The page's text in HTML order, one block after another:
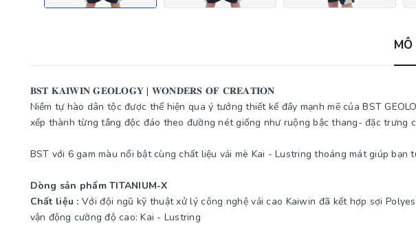
𝐁𝐒𝐓 𝐊𝐀𝐈𝐖𝐈𝐍 𝐆𝐄𝐎𝐋𝐎𝐆𝐘 | 𝐖𝐎𝐍𝐃𝐄𝐑𝐒 𝐎𝐅 𝐂𝐑𝐄𝐀𝐓𝐈𝐎𝐍
Niềm tự hào dân tộc được thể hiện qua ý tưởng thiết kế đầy mạnh mẽ của BST
xếp thành từng tầng độc đáo theo đường nét giống như ruộng bậc thang- đặc trưng
BST với 6 gam màu nổi bật cùng chất liệu vải mè Kai - Lustring thoáng mát giúp
Dòng sản phẩm TITANIUM-X
Chất liệu : Với đội ngũ kỹ thuật xử lý công nghệ vải cao Kaiwin đã kết hợp sợi
vận động cường độ cao: Kai - Lustring